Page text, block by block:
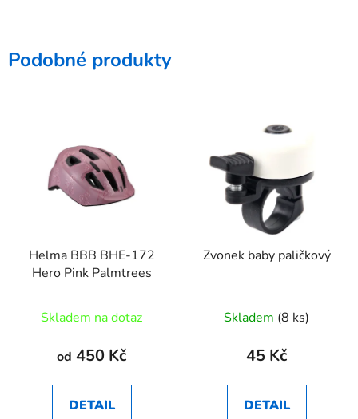
Podobné produkty
Helma BBB BHE-172
Hero Pink Palmtrees
Skladem na dotaz
od 450 Kč
DETAIL
Zvonek baby paličkový
Skladem (8 ks)
45 Kč
DETAIL